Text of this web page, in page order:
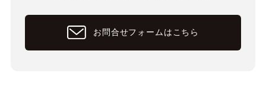
お問合せフォームはこちら